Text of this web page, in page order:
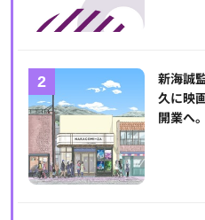
新海誠
久に映
開業へ。